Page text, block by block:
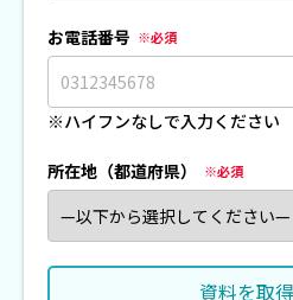
お電話番号
※ハイフンなしで入力ください
所在地（都道府県）